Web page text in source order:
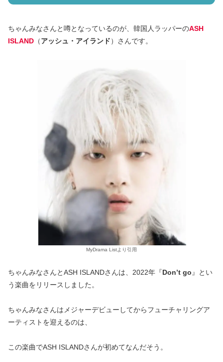
ちゃんみなさんと噂となっているのが、韓国人ラッパーのASH
ISLAND （アッシュ・アイランド）さんです。
MyDrama Listより引用
ちゃんみなさんとASH ISLANDさんは、2022年『Don’t go 』とい
う楽曲をリリースしました。
ちゃんみなさんはメジャーデビューしてからフューチャリングア
ーティストを迎えるのは、
この楽曲でASH ISLANDさんが初めてなんだそう。